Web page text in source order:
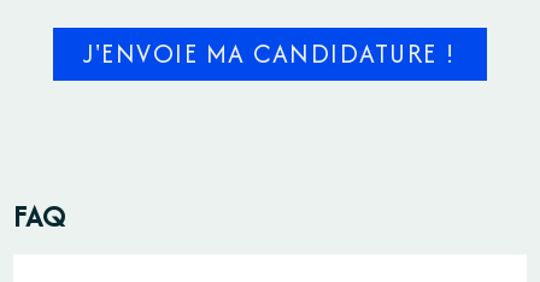
J'ENVOIE MA CANDIDATURE !
FAQ